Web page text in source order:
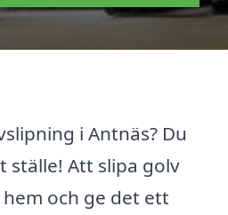
i Antnäs? Du
Att slipa golv
och ge det ett